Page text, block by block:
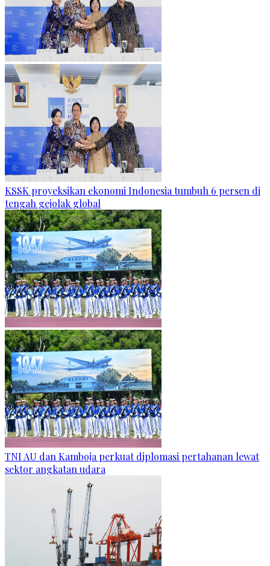
KSSK proyeksikan ekonomi Indonesia tumbuh 6 persen di
tengah gejolak global
TNI AU dan Kamboja perkuat diplomasi pertahanan lewat
sektor angkatan udara